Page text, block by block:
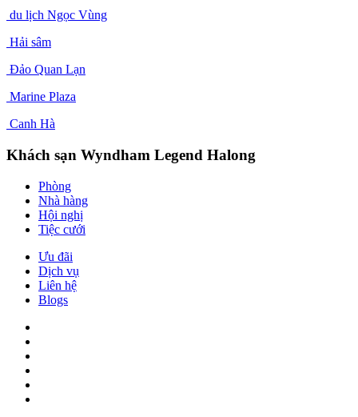
du lịch Ngọc Vùng
Hải sâm
Đảo Quan Lạn
Marine Plaza
Canh Hà
Khách sạn Wyndham Legend Halong
Phòng
Nhà hàng
Hội nghị
Tiệc cưới
Ưu đãi
Dịch vụ
Liên hệ
Blogs